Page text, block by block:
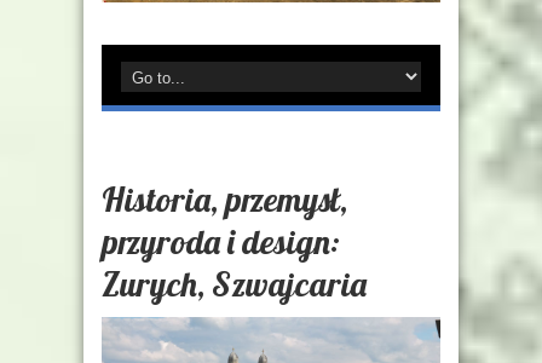
Historia, przemysł,
przyroda i design:
Zurych, Szwajcaria